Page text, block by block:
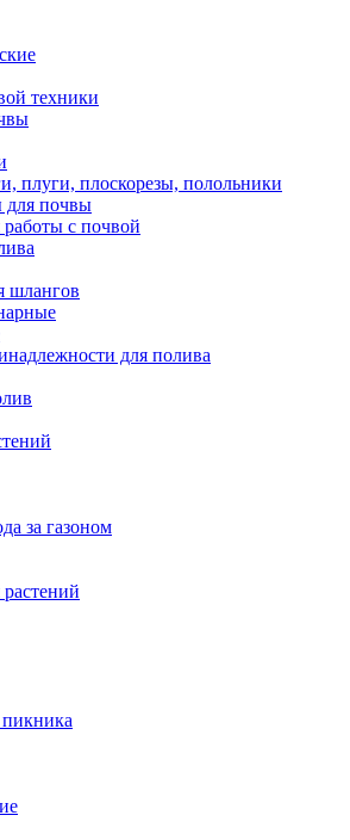
техники
плуги, плоскорезы, полольники
для почвы
с почвой
шлангов
для полива
за газоном